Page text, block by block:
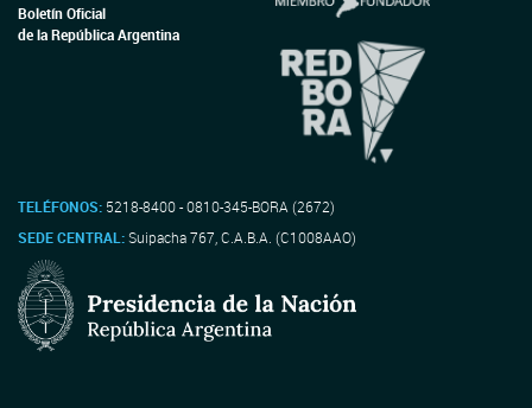
Boletín Oficial
de la República Argentina
TELÉFONOS: 5218-8400 - 0810-345-BORA (2672)
SEDE CENTRAL:Suipacha 767, C.A.B.A. (C1008AAO)